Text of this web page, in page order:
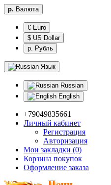
р. Валюта
€ Euro
$ US Dollar
р. Рубль
Язык
Russian
English
+79049835661
Личный кабинет
Регистрация
Авторизация
Мои закладки (0)
Корзина покупок
Оформление заказа